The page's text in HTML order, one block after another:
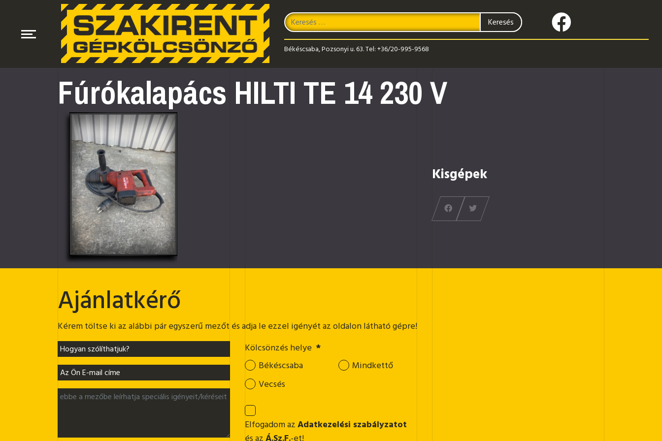
Keresés
Type 2 or more characters for results.
Keresés
Békéscsaba, Pozsonyi u. 63.Tel:+36/20-995-9568
Fúrókalapács HILTI TE 14 230 V
Kisgépek
Ajánlatkérő
Kérem töltse ki az alábbi pár egyszerű mezőt és adja le ezzel igényét az oldalon látható gépre!
Kölcsönzés helye *
Békéscsaba
Vecsés
Mindkettő
Elfogadom azAdatkezelési szabályzatot